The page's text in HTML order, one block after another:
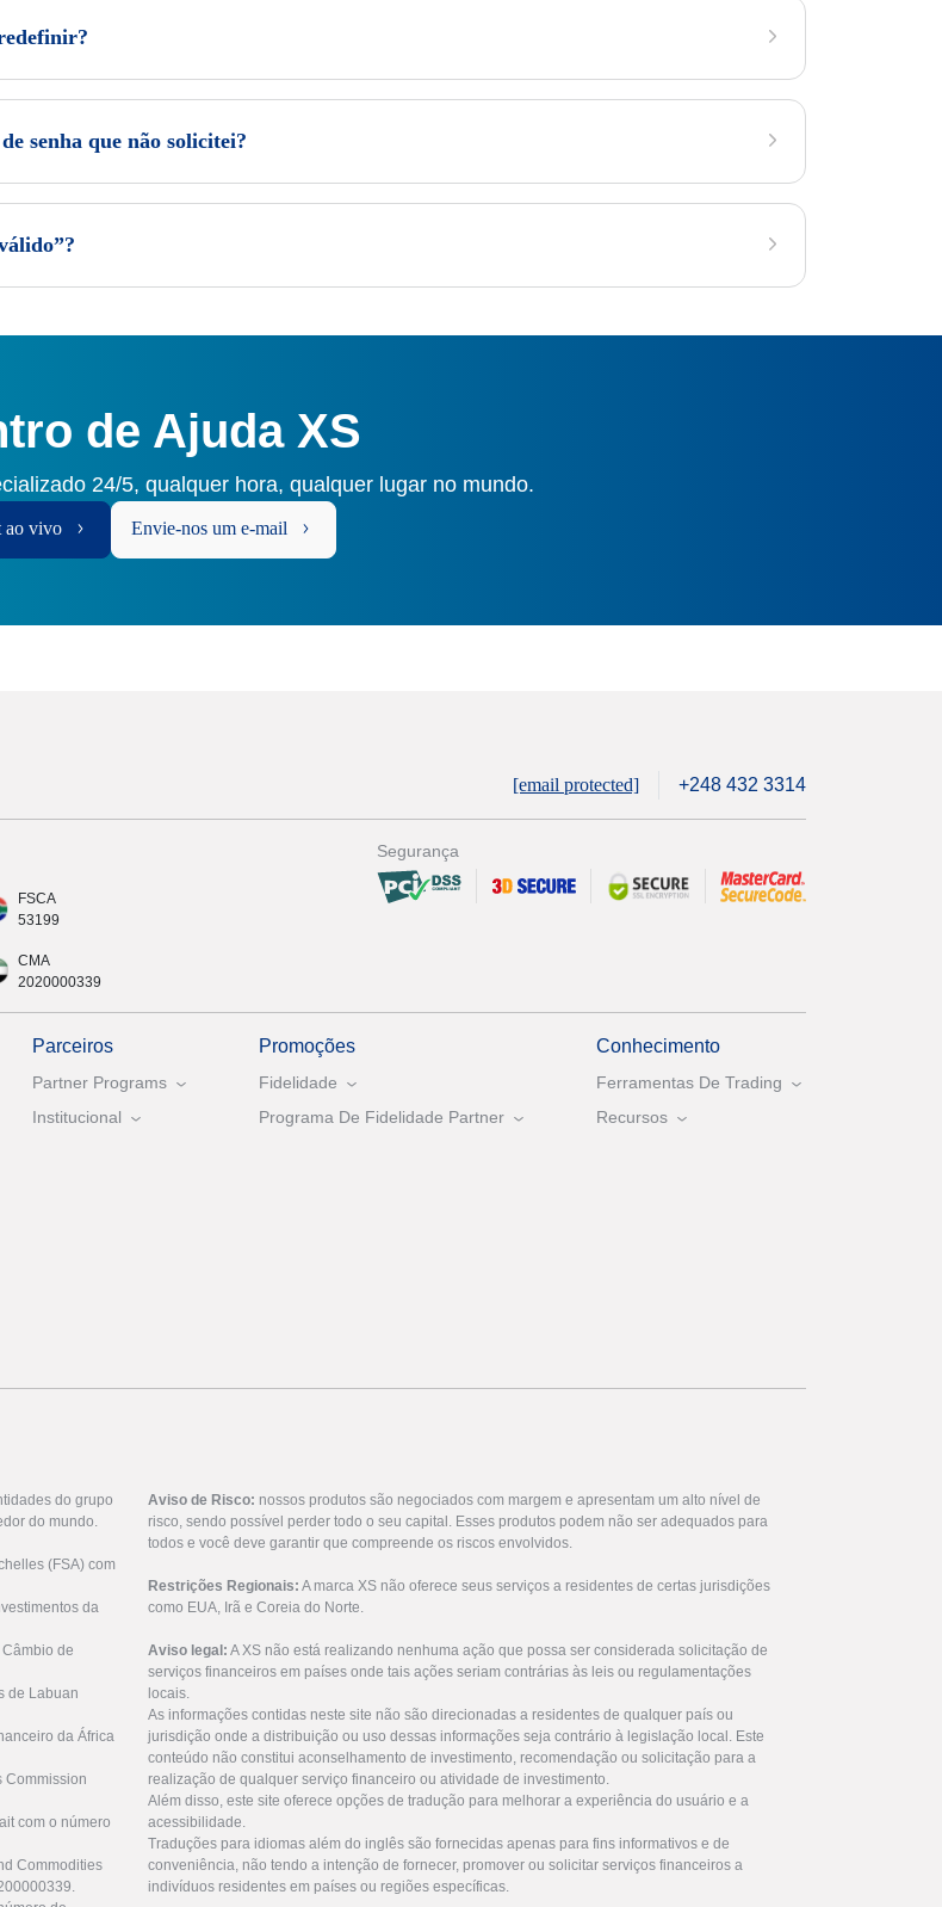
senha que não solicitei?
de Ajuda XS
24/5, qualquer hora, qualquer lugar no mundo.
ao vivo Envie-nos um e-mail
[email protected] +248 432 3314
FSCA
53199
CMA
2020000339
Segurança
Parceiros
Partner Programs
Institucional
Promoções
Fidelidade
Programa De Fidelidade Partner
Conhecimento
Ferramentas De Trading
Recursos
do grupo
do mundo.
(FSA) com
da
de
de Labuan
da África
Commission
com o número
Commodities
Aviso de Risco: nossos produtos são negociados com margem e apresentam um alto nível de
risco, sendo possível perder todo o seu capital. Esses produtos podem não ser adequados para
todos e você deve garantir que compreende os riscos envolvidos.
Restrições Regionais: A marca XS não oferece seus serviços a residentes de certas jurisdições
como EUA, Irã e Coreia do Norte.
Aviso legal: A XS não está realizando nenhuma ação que possa ser considerada solicitação de
serviços financeiros em países onde tais ações seriam contrárias às leis ou regulamentações
locais.
As informações contidas neste site não são direcionadas a residentes de qualquer país ou
jurisdição onde a distribuição ou uso dessas informações seja contrário à legislação local. Este
conteúdo não constitui aconselhamento de investimento, recomendação ou solicitação para a
realização de qualquer serviço financeiro ou atividade de investimento.
Além disso, este site oferece opções de tradução para melhorar a experiência do usuário e a
acessibilidade.
Traduções para idiomas além do inglês são fornecidas apenas para fins informativos e de
conveniência, não tendo a intenção de fornecer, promover ou solicitar serviços financeiros a
indivíduos residentes em países ou regiões específicas.